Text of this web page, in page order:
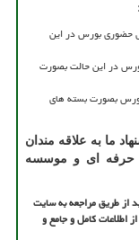
حضوری بورس در این
در این حالت بصورت
بصورت بسته های
ما به علاقه مندان
حرفه ای و موسسه
از طریق مراجعه به سایت
از اطلاعات کامل و جامع و